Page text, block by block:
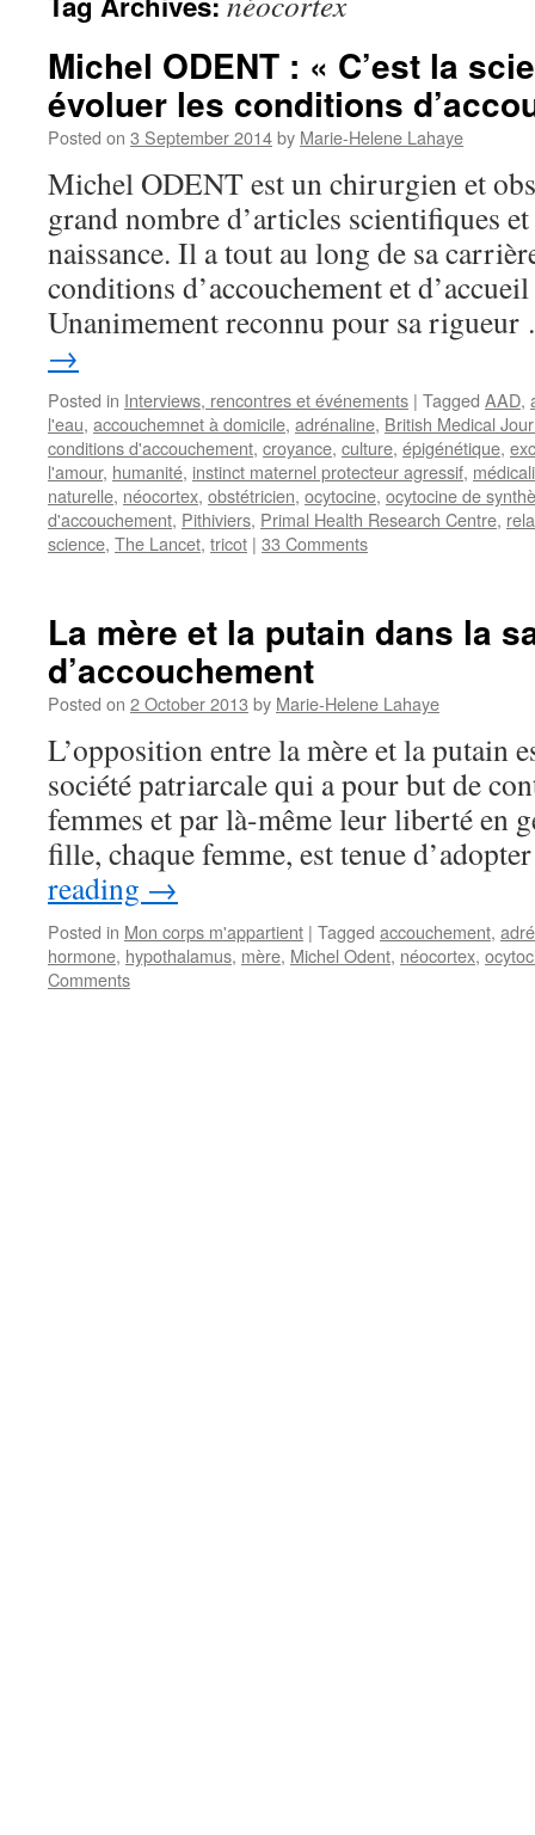
Michel ODENT : « C’est la
évoluer les conditions
Posted on 3 September 2014by Marie-Helene Lahaye
Michel ODENT est un chirurgien et
grand nombre d’articles scientifiques
naissance. Il a tout au long de sa
conditions d’accouchement et
Unanimement reconnu pour sa
→
Posted in Interviews, rencontres et événements | Tagged AAD,
l'eau, accouchemnet à domicile, adrénaline, British Medical
conditions d'accouchement, croyance, culture, épigénétique,
l'amour, humanité, instinct maternel protecteur agressif,
naturelle, néocortex, obstétricien, ocytocine, ocytocine de
d'accouchement, Pithiviers, Primal Health Research Centre,
science, The Lancet, tricot | 33 Comments
La mère et la putain dans la
d’accouchement
Posted on 2 October 2013 by Marie-Helene Lahaye
L’opposition entre la mère et la putain
société patriarcale qui a pour but de
femmes et par là-même leur liberté en
fille, chaque femme, est tenue
reading →
Posted in Mon corps m'appartient | Tagged accouchement,
hormone, hypothalamus, mère, Michel Odent, néocortex,
Comments